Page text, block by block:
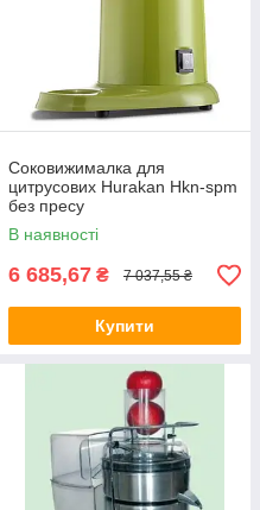
Соковижималка для
цитрусових Hurakan Hkn-spm
без пресу
В наявності
6 685,67 ₴ 7 037,55 ₴
Купити